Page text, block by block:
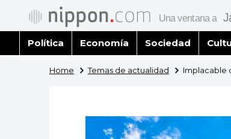
Política Economía Sociedad
Home Temas de actualidad Implacable